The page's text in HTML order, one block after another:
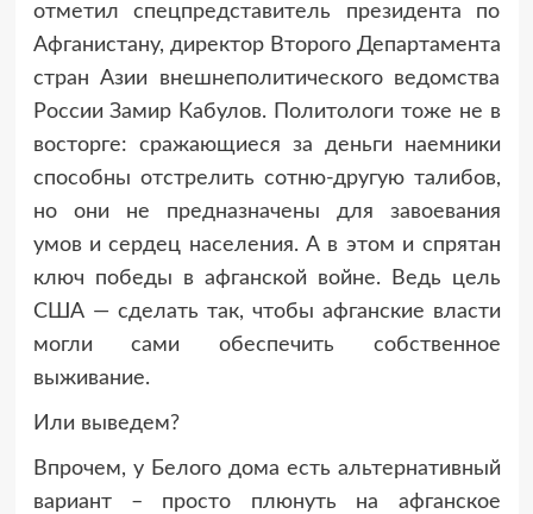
отметил спецпредставитель президента по
Афганистану, директор Второго Департамента
стран Азии внешнеполитического ведомства
России Замир Кабулов. Политологи тоже не в
восторге: сражающиеся за деньги наемники
способны отстрелить сотню-другую талибов,
но они не предназначены для завоевания
умов и сердец населения. А в этом и спрятан
ключ победы в афганской войне. Ведь цель
США — сделать так, чтобы афганские власти
могли сами обеспечить собственное
выживание.
Или выведем?
Впрочем, у Белого дома есть альтернативный
вариант – просто плюнуть на афганское